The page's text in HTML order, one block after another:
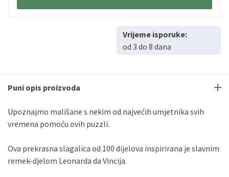
Vrijeme isporuke:
od 3 do 8 dana
Puni opis proizvoda
Upoznajmo mališane s nekim od najvećih umjetnika svih
vremena pomoću ovih puzzli.
Ova prekrasna slagalica od 100 dijelova inspirirana je slavnim
remek-djelom Leonarda da Vincija.